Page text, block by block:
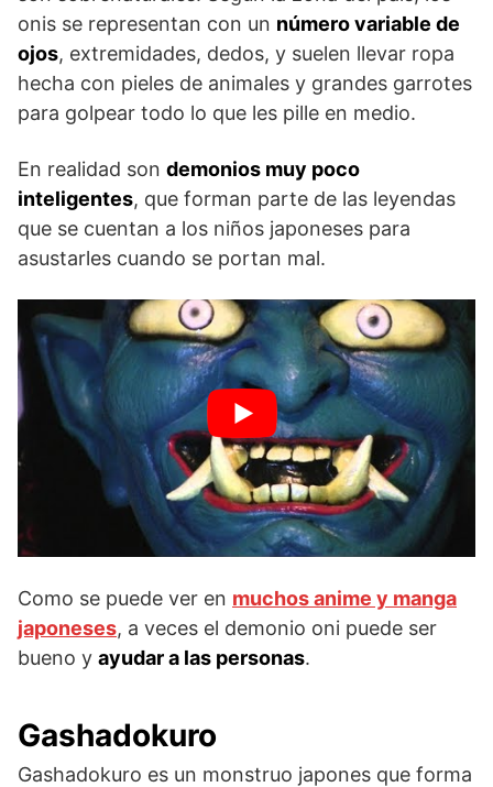
onis se representan con un número variable de
ojos, extremidades, dedos, y suelen llevar ropa
hecha con pieles de animales y grandes garrotes
para golpear todo lo que les pille en medio.
En realidad son demonios muy poco
inteligentes, que forman parte de las leyendas
que se cuentan a los niños japoneses para
asustarles cuando se portan mal.
Como se puede ver en muchos anime y manga
japoneses, a veces el demonio oni puede ser
bueno y ayudar a las personas.
Gashadokuro
Gashadokuro es un monstruo japones que forma